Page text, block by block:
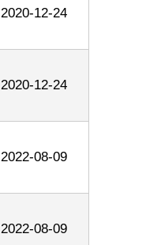
2020-12-24
2020-12-24
2022-08-09
2022-08-09